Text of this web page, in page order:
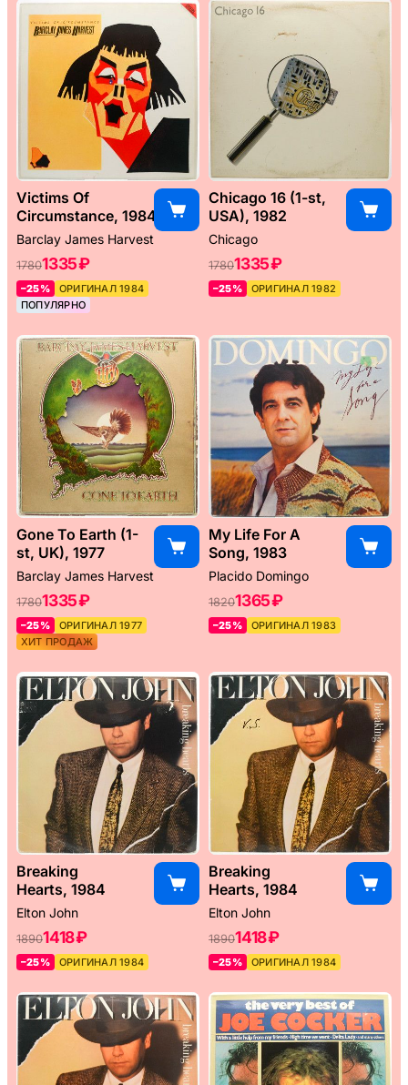
Victims Of
Circumstance, 1984
Barclay James Harvest
17801335 ₽
–25%
ОРИГИНАЛ 1984
ПОПУЛЯРНО
Chicago 16 (1-st,
USA), 1982
Chicago
17801335 ₽
–25% ОРИГИНАЛ 1982
Gone To Earth (1-
st, UK), 1977
Barclay James Harvest
17801335 ₽
–25%
ОРИГИНАЛ 1977
ХИТ ПРОДАЖ
My Life For A
Song, 1983
Placido Domingo
18201365 ₽
–25% ОРИГИНАЛ 1983
Breaking
Hearts, 1984
Elton John
18901418 ₽
–25% ОРИГИНАЛ 1984
Breaking
Hearts, 1984
Elton John
18901418 ₽
–25% ОРИГИНАЛ 1984